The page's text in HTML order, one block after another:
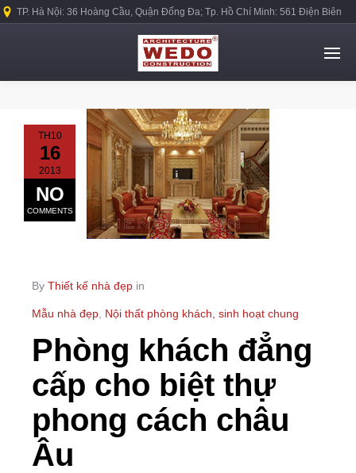
TP. Hà Nội: 36 Hoàng Cầu, Quận Đống Đa; Tp. Hồ Chí Minh: 561 Điện Biên
TH10
16
2013
NO
COMMENTS
By Thiết kế nhà đẹp in
Mẫu nhà đẹp Nội thất phòng khách, sinh hoạt chung
Phòng khách đẳng
cấp cho biệt thự
phong cách châu
Âu